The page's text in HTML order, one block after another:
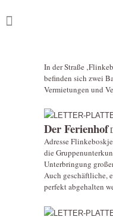
In der Straße
befinden sich zwei
Vermietungen und
Der Ferienhof
Adresse
die
Unterbringung
Auch geschäftliche,
perfekt abgehalten